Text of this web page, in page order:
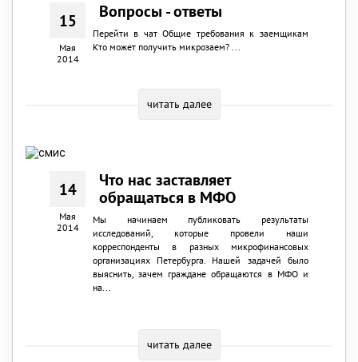
15
Мая
2014
Вопросы - ответы
Перейти в чат Общие требования к заемщикам
Кто может получить микрозаем? ...
читать далее
14
Мая
2014
Что нас заставляет
обращаться в МФО
Мы начинаем публиковать результаты
исследований, которые провели наши
корреспонденты в разных микрофинансовых
организациях Петербурга. Нашей задачей было
выяснить, зачем граждане обращаются в МФО и
на...
читать далее